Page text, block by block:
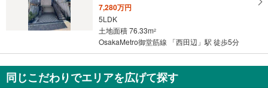
7,280万円
5LDK
土地面積 76.33m2
OsakaMetro御堂筋線 「西田辺」駅 徒歩5分
同じこだわりでエリアを広げて探す